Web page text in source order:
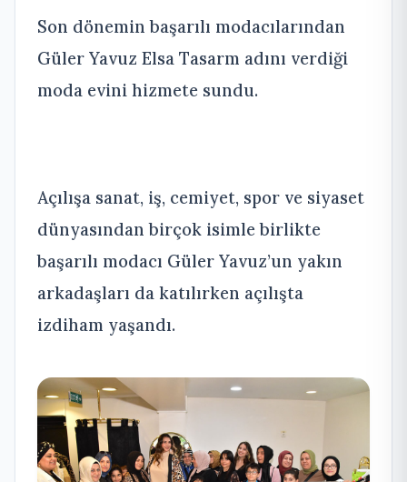
Son dönemin başarılı modacılarından
Güler Yavuz Elsa Tasarm adını verdiği
moda evini hizmete sundu.
Açılışa sanat, iş, cemiyet, spor ve siyaset
dünyasından birçok isimle birlikte
başarılı modacı Güler Yavuz’un yakın
arkadaşları da katılırken açılışta
izdiham yaşandı.